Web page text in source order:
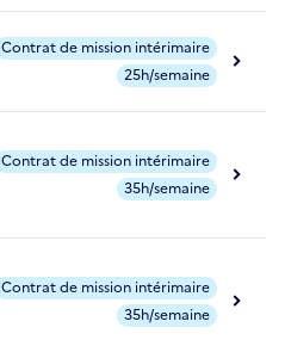
Contrat de mission intérimaire
25h/semaine
Contrat de mission intérimaire
35h/semaine
Contrat de mission intérimaire
35h/semaine